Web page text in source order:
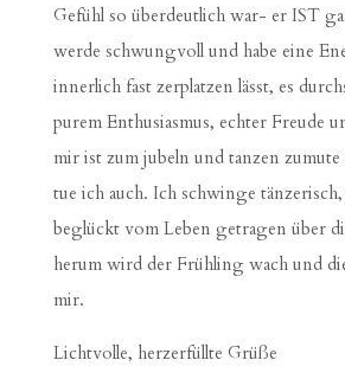
Gefühl so überdeutlich war- er IST
werde schwungvoll und habe eine
innerlich fast zerplatzen lässt, es
purem Enthusiasmus, echter Freude
mir ist zum jubeln und tanzen zumute
tue ich auch. Ich schwinge
beglückt vom Leben getragen über
herum wird der Frühling wach und
mir.
Lichtvolle, herzerfüllte Grüße